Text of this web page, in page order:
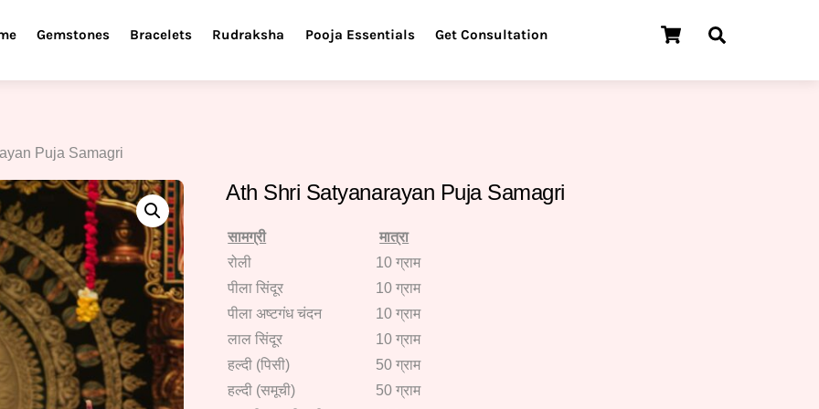
Cart
Gemstones Bracelets Rudraksha Pooja Essentials Get Consultation
Puja Samagri
Ath Shri Satyanarayan Puja Samagri
सामग्री
मात्रा
रोली
10 ग्राम
पीला सिंदूर
10 ग्राम
पीला अष्टगंध चंदन
10 ग्राम
लाल सिंदूर
10 ग्राम
हल्दी (पिसी)
50 ग्राम
हल्दी (समूची)
50 ग्राम